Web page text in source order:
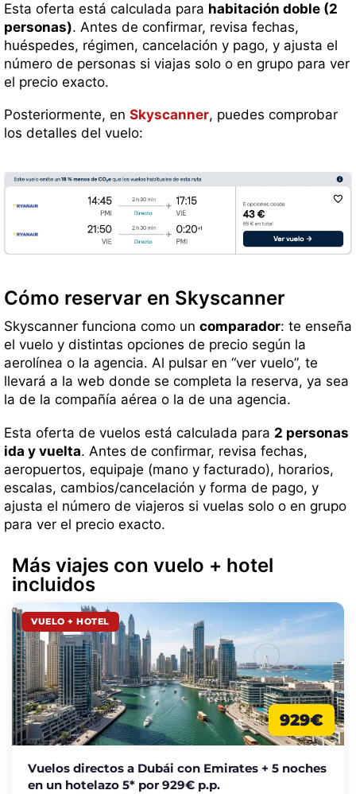
Esta oferta está calculada para habitación doble (2
personas). Antes de confirmar, revisa fechas,
huéspedes, régimen, cancelación y pago, y ajusta el
número de personas si viajas solo o en grupo para ver
el precio exacto.
Posteriormente, en Skyscanner, puedes comprobar
los detalles del vuelo:
Cómo reservar en Skyscanner
Skyscanner funciona como un comparador: te enseña
el vuelo y distintas opciones de precio según la
aerolínea o la agencia. Al pulsar en “ver vuelo”, te
llevará a la web donde se completa la reserva, ya sea
la de la compañía aérea o la de una agencia.
Esta oferta de vuelos está calculada para 2 personas
ida y vuelta. Antes de confirmar, revisa fechas,
aeropuertos, equipaje (mano y facturado), horarios,
escalas, cambios/cancelación y forma de pago, y
ajusta el número de viajeros si vuelas solo o en grupo
para ver el precio exacto.
Más viajes con vuelo + hotel
incluidos
VUELO + HOTEL
929€
Vuelos directos a Dubái con Emirates + 5 noches
en un hotelazo 5* por 929€ p.p.